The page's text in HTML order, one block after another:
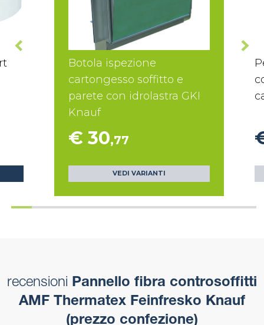
Botola ispezione
cartongesso soffitto e
parete con idrolastra GKI
Knauf
€ 30,77
VEDI VARIANTI
recensioni Pannello fibra controsoffitti
AMF Thermatex Feinfresko Knauf
(prezzo confezione)